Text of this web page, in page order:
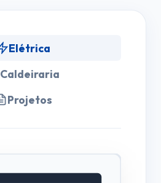
Elétrica
Caldeiraria
Projetos